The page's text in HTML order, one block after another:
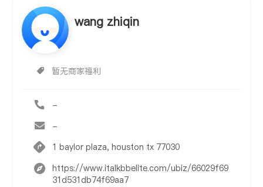
wang zhiqin
暂无商家福利
-
-
1 baylor plaza, houston tx 77030
https://www.italkbbelite.com/ubiz/66029f69
31d531db74f69aa7